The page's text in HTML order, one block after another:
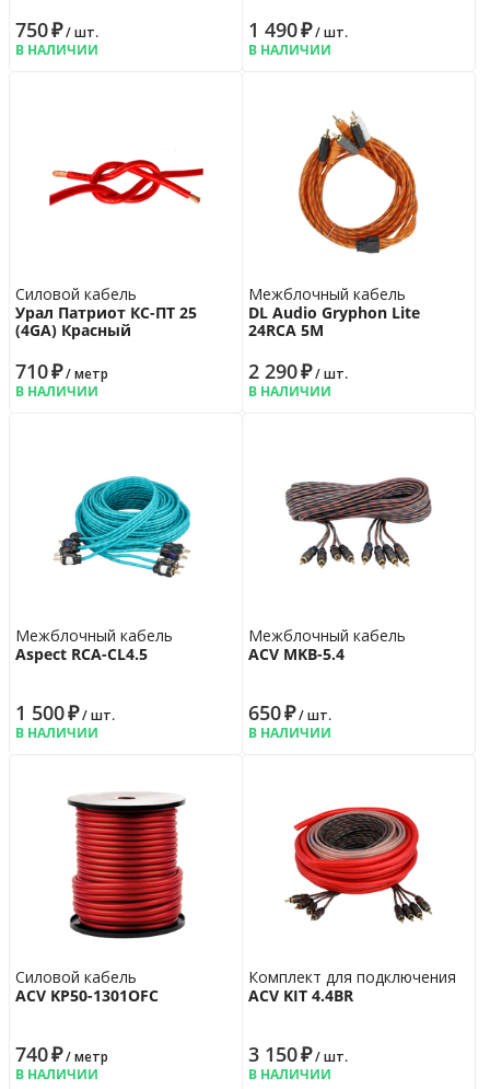
750₽/ шт.
В НАЛИЧИИ
1 490₽/ шт.
В НАЛИЧИИ
Силовой кабель
Урал Патриот КС-ПТ 25
(4GA) Красный
710₽/ метр
В НАЛИЧИИ
Межблочный кабель
DL Audio Gryphon Lite
24RCA 5M
2 290₽/ шт.
В НАЛИЧИИ
Межблочный кабель
Aspect RCA-CL4.5
1 500₽/ шт.
В НАЛИЧИИ
Межблочный кабель
ACV MKB-5.4
650₽/ шт.
В НАЛИЧИИ
Силовой кабель
ACV KP50-1301OFC
740₽/ метр
В НАЛИЧИИ
Комплект для подключения
ACV KIT 4.4BR
3 150₽/ шт.
В НАЛИЧИИ